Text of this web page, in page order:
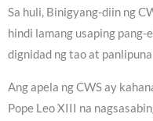
Sa huli, Binigyang-diin ng
hindi lamang usaping pang-
dignidad ng tao at
Ang apela ng CWS ay
Pope Leo XIII na